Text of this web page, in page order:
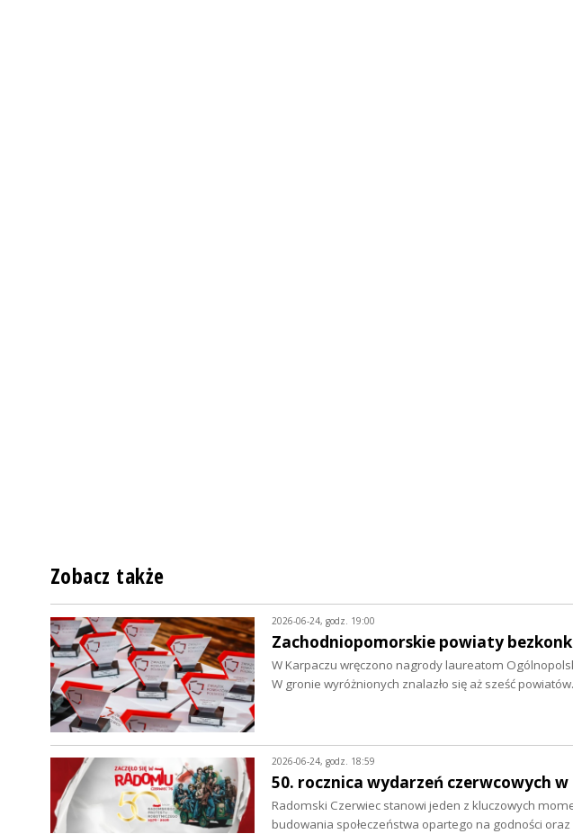
Zobacz także
2026-06-24, godz. 19:00
Zachodniopomorskie powiaty
W Karpaczu wręczono nagrody laureatom
W gronie wyróżnionych znalazło się aż sześć
2026-06-24, godz. 18:59
50. rocznica wydarzeń czerwcowych w
Radomski Czerwiec stanowi jeden z kluczowych
budowania społeczeństwa opartego na godności